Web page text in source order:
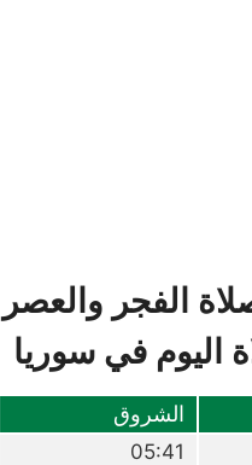
الفجر
اليوم في سوريا
الشروق
05:41